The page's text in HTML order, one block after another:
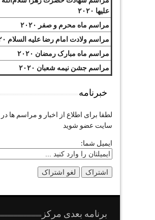
علیها ۲۰۲۰
مراسم ماه محرم و صفر ۲۰۲۰
مراسم ولادت امام رضا علیه السلام ۲۰۲۰
مراسم ماه مبارک رمضان ۲۰۲۰
مراسم جشن نیمه شعبان ۲۰۲۰
خبرنامه
لطفا برای اطلاع از اخبار و مراسم ها
سایت عضو شوید
ایمیل شما:
برنامه بعدی مرکز